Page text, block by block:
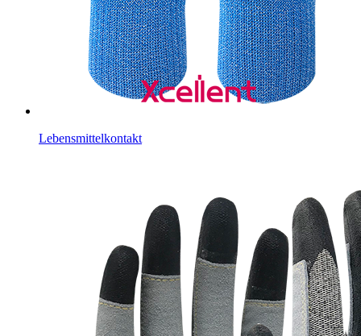
Lebensmittelkontakt